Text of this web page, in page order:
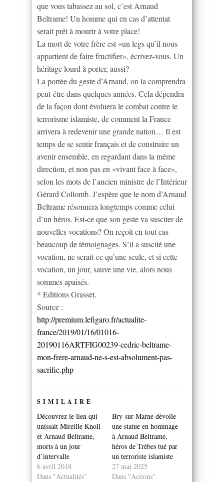
que vous tabassez au sol, c’est Arnaud
Beltrame! Un homme qui en cas d’attentat
serait prêt à mourir à votre place!
La mort de votre frère est «un legs qu’il nous
appartient de faire fructifier», écrivez-vous. Un
héritage lourd à porter, aussi?
La portée du geste d’Arnaud, on la comprendra
peut-être dans quelques années. Cela dépendra
de la façon dont évoluera le combat contre le
terrorisme islamiste, de comment la France
arrivera à redevenir une grande nation… Il est
temps de se sentir français et de construire un
avenir ensemble, en regardant dans la même
direction, et non pas en «vivant face à face»,
selon les mots de l’ancien ministre de l’Intérieur
Gérard Collomb. J’espère que le nom d’Arnaud
Beltrame résonnera longtemps comme celui
d’un héros. Est-ce que son geste va susciter de
nouvelles vocations? On reçoit en tout cas
beaucoup de témoignages. S’il a suscité une
vocation, ne serait-ce qu’une seule, et si cette
vocation, un jour, sauve une vie, alors nous
sommes apaisés.
* Editions Grasset.
Source :
http://premium.lefigaro.fr/actualite-
france/2019/01/16/01016-
20190116ARTFIG00239-cedric-beltrame-
mon-frere-arnaud-ne-s-est-absolument-pas-
sacrifie.php
SIMILAIRE
Découvrez le lien qui
unissait Mireille Knoll
et Arnaud Beltrame,
morts à un jour
d’intervalle
6 avril 2018
Dans "Actualités"
Bry-sur-Marne dévoile
une statue en hommage
à Arnaud Beltrame,
héros de Trèbes tué par
un terroriste islamiste
27 mai 2025
Dans "Actions"